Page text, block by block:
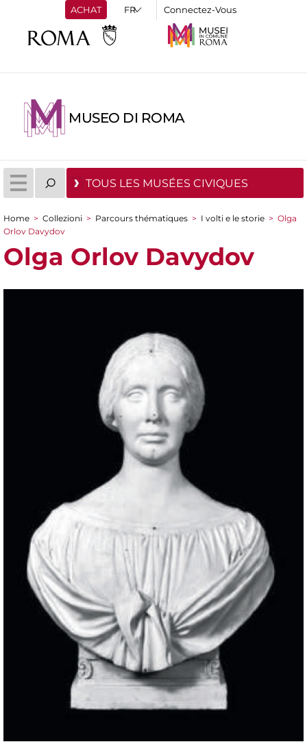
ACHAT Connectez-Vous
MUSEO DI ROMA
TOUS LES MUSÉES CIVIQUES
You are here
Home > Collezioni > Parcours thématiques > I volti e le storie > Olga
Orlov Davydov
Olga Orlov Davydov